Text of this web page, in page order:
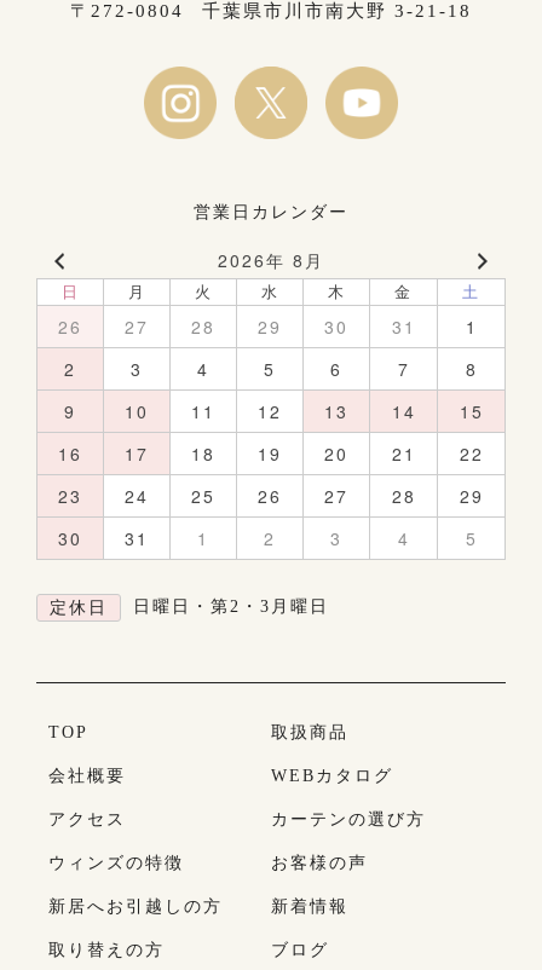
〒272-0804 千葉県市川市南大野 3-21-18
営業日カレンダー
2026年 8月
日 月 火 水 木 金 土
26 27 28 29 30 31
1
2
3 4 5 6 7
8
9
10 11 12 13 14
15
16
17 18 19 20 21
22
23
24 25 26 27 28
29
30
31 1 2 3 4 5
定休日 日曜日・第2・3月曜日
TOP
会社概要
アクセス
ウィンズの特徴
新居へお引越しの方
取り替えの方
取扱商品
WEBカタログ
カーテンの選び方
お客様の声
新着情報
ブログ